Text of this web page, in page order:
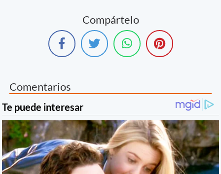
Compártelo
Comentarios